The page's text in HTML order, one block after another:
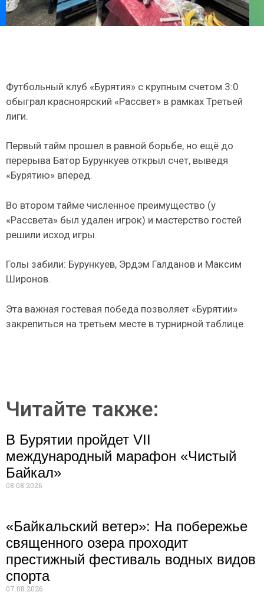
Футбольный клуб «Бурятия» с крупным счетом 3:0
обыграл красноярский «Рассвет» в рамках Третьей
лиги.
Первый тайм прошел в равной борьбе, но ещё до
перерыва Батор Бурункуев открыл счет, выведя
«Бурятию» вперед.
Во втором тайме численное преимущество (у
«Рассвета» был удален игрок) и мастерство гостей
решили исход игры.
Голы забили: Бурункуев, Эрдэм Галданов и Максим
Широнов.
Эта важная гостевая победа позволяет «Бурятии»
закрепиться на третьем месте в турнирной таблице.
Читайте также:
В Бурятии пройдет VII
международный марафон «Чистый
Байкал»
08.08.2026
«Байкальский ветер»: На побережье
священного озера проходит
престижный фестиваль водных видов
спорта
07.08.2026